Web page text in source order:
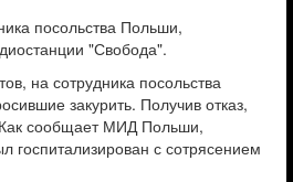
посольства Польши,
"Свобода".
на сотрудника посольства
закурить. Получив отказ,
Как сообщает МИД Польши,
госпитализирован с сотрясением